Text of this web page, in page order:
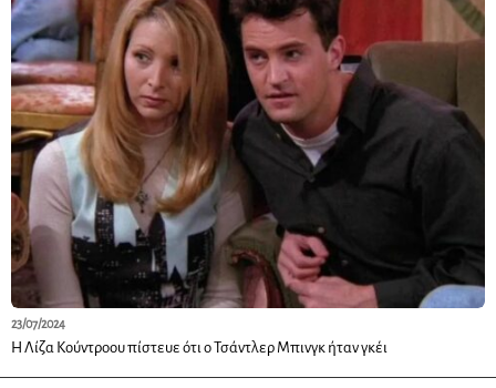
23/07/2024
Η Λίζα Κούντροου πίστευε ότι ο Τσάντλερ Μπινγκ ήταν γκέι